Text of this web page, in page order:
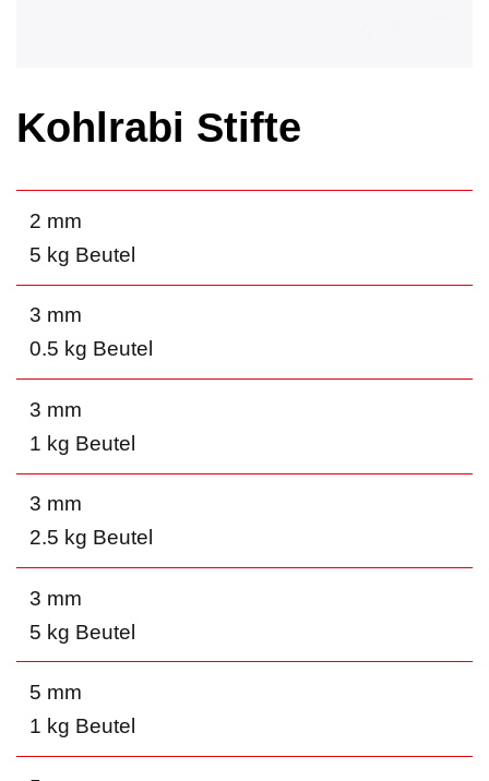
Kohlrabi Stifte
2 mm
5 kg Beutel
3 mm
0.5 kg Beutel
3 mm
1 kg Beutel
3 mm
2.5 kg Beutel
3 mm
5 kg Beutel
5 mm
1 kg Beutel